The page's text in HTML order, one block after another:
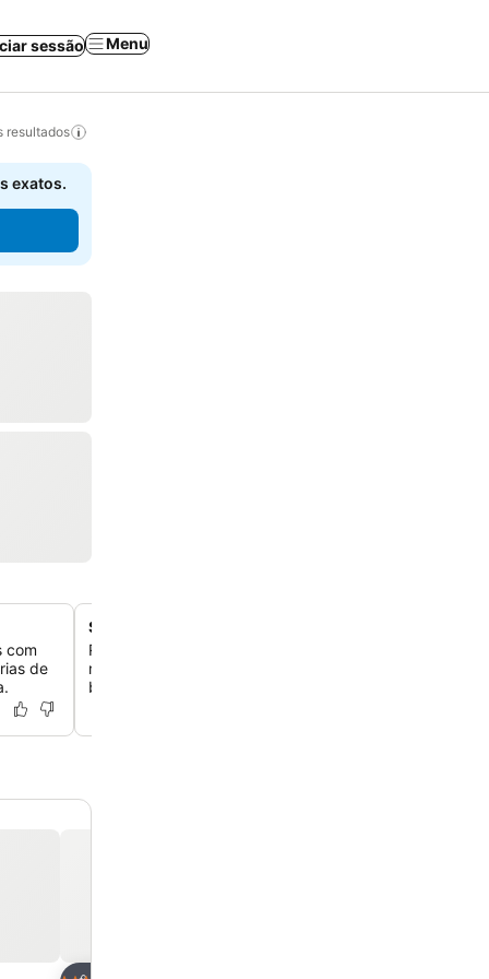
sessão Menu
resultados
exatos.
com
de
Spa de bem-estar inspirado na Ayurveda
Rejuvenesça no Dipiu Spa by Giardino, que oferece
massagens, tratamentos de beleza e terapias
bem-estar holístico.